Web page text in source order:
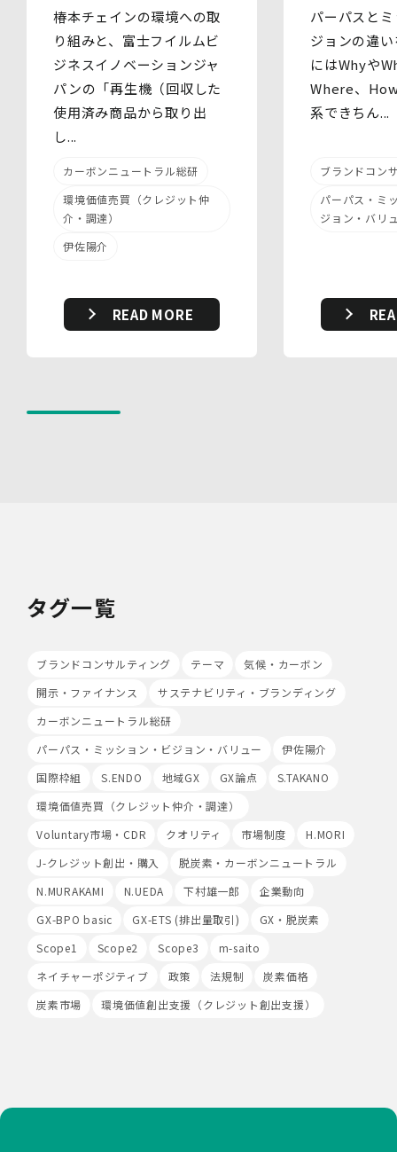
5.委託
当社は、上記利用目的の達成に必要な範囲内において、個
す。個人情報の取扱いを外部に委託する際は、十分な情報
管理水準を確保している委託先を選定するとともに、当該
委託先には必要かつ適切な監督を行います。
6.安全管理措置
従って、個人データ（個人情報保護法第16条第３項により
定義された「個人データ」をいい、以下同様とします。）
を適切に取り扱い、正確かつ最新のものとするよう適切な
また、個人データの漏えい、滅失又は毀損の防止その他の
当社は、個人情報を適切に取り扱うため、以下の安全管理
・ 個人情報の取扱状況について定期的な点検及び監査を
す。
・個人データを取り扱う機器、電子媒体及び書類等の盗難
・事務所内外の移動を含め、個人情報を取り扱う機器、電
しないよう措置を実施いたします。
・アクセス制御を実施して、担当者及び取扱う個人情報
データベース等の範囲を限定しています。
の不正アクセス又は不正ソフトウェアから保護する仕組み
を導入しています。
7.本人が容易に認識できない方法による個人情報の取り扱
当社は、最適なサービスの提供と利便性の向上を目的とし
て、Cookieの使用並びに利用者様のIPアドレス、アクセ
の収集を行うことがあります。また、広告の効果測定のた
め、第三者の運営するツールから当社サイトを訪れる前に
クリックされている広告の情報(クリック日や広告掲載サ
イト等)を取得し、ご提供いただいた個人情報と照合する
Cookieの使用は任意ですが、受け入れを拒否した場合
椿本チェインの環境への取
り組みと、富士フイルムビ
ジネスイノベーションジャ
パンの「再生機（回収した
使用済み商品から取り出
し...
カーボンニュートラル総研
環境価値売買（クレジット仲
介・調達）
伊佐陽介
READ MORE
パーパスと
ジョンの違
にはWhyや
Where、
系できちん...
ブランドコン
パーパス・ミ
ジョン・バリ
タグ一覧
ブランドコンサルティング テーマ
気候・カーボン
開示・ファイナンス
サステナビリティ・ブランディング
カーボンニュートラル総研
パーパス・ミッション・ビジョン・バリュー
伊佐陽介
国際枠組
S.ENDO 地域GX GX論点
S.TAKANO
環境価値売買（クレジット仲介・調達）
Voluntary市場・CDR
クオリティ 市場制度
H.MORI
J-クレジット創出・購入
脱炭素・カーボンニュートラル
N.MURAKAMI
N.UEDA 下村雄一郎
企業動向
GX-BPO basic
GX-ETS (排出量取引)
GX・脱炭素
Scope1
Scope2 Scope3
m-saito
ネイチャーポジティブ
政策 法規制
炭素価格
炭素市場
環境価値創出支援（クレジット創出支援）